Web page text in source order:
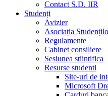
Contact S.D. IIR
Studenți
Avizier
Asociația
Regulamente
Cabinet consiliere
Sesiunea stiintifica
Resurse studenti
Site-uri de
Microsoft